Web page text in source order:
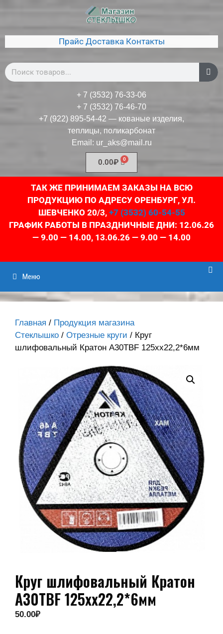
Прайс Доставка Контакты
+ 7 (3532) 76-33-06
+ 7 (3532) 76-46-70
+7 (922) 895-54-42 — кованые изделия,
теплицы, поликарбонат
Email: ur_aks@mail.ru
0.00₽
ТАК ЖЕ ПРИНИМАЕМ ЗАКАЗЫ НА ВСЮ
ПРОДУКЦИЮ ПО АДРЕСУ ОРЕНБУРГ, УЛ.
ШЕВЧЕНКО 20/3, +7 (3532) 60-54-55
ГРАФИК РАБОТЫ В ПРАЗДНИЧНЫЕ ДНИ: 12.06.26
— 9.00 — 14.00, 13.06.26 — 9.00 — 14.00
Меню
Главная / Продукция магазина
Стеклышко / Отрезные круги / Круг
шлифовальный Кратон А30TBF 125хх22,2*6мм
Круг шлифовальный Кратон
А30TBF 125хх22,2*6мм
50.00₽